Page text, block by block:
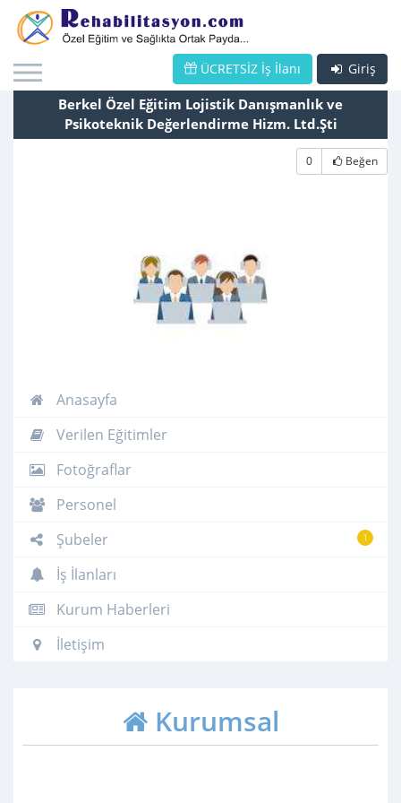
Giriş
ÜCRETSİZ İş İlanı
Berkel Özel Eğitim Lojistik Danışmanlık ve
Psikoteknik Değerlendirme Hizm. Ltd.Şti
0 Beğen
Anasayfa
Verilen Eğitimler
Fotoğraflar
Personel
1
Şubeler
İş İlanları
Kurum Haberleri
İletişim
Kurumsal